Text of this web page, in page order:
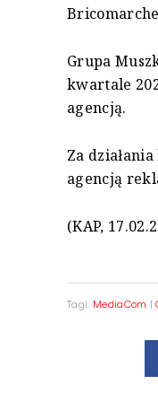
Grupa
kwartale
agencją.
Za
agencją
(KAP,
Tagi: MediaCom |